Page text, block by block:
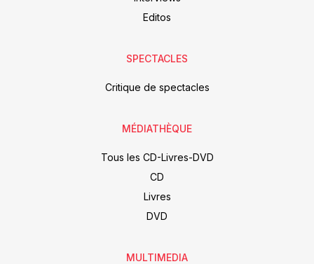
Editos
SPECTACLES
Critique de spectacles
MÉDIATHÈQUE
Tous les CD-Livres-DVD
CD
Livres
DVD
MULTIMEDIA